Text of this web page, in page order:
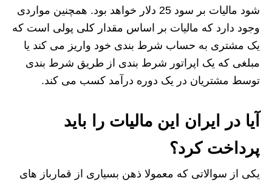
شود مالیات بر سود 25 دلار خواهد بود. همچنین مواردی
وجود دارد که مالیات بر اساس مقدار کلی پولی است که
یک مشتری به حساب شرط بندی خود واریز می کند یا
مبلغی که یک اپراتور شرط بندی از طریق شرط بندی
توسط مشتریان در یک دوره درآمد کسب می کند.
آیا در ایران این مالیات را باید
پرداخت کرد؟
یکی از سوالاتی که معمولا ذهن بسیاری از قمارباز های